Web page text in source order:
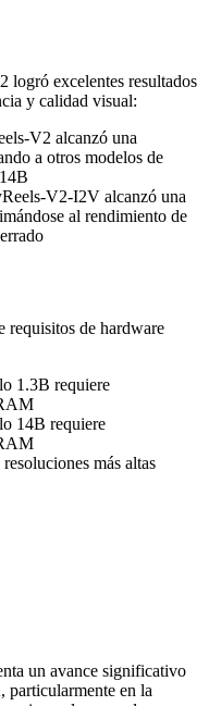
logró excelentes resultados
y calidad visual:
V2 alcanzó una
a otros modelos de
V2-I2V alcanzó una
al rendimiento de
requisitos de hardware
1.3B requiere
14B requiere
más altas
un avance significativo
particularmente en la